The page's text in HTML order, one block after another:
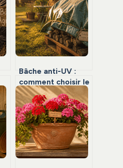
Bâche anti-UV :
comment choisir le
bon grammage et
traitement pour
éviter la
dégradation
solaire